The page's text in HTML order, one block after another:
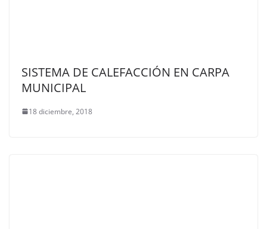
SISTEMA DE CALEFACCIÓN EN CARPA
MUNICIPAL
18 diciembre, 2018